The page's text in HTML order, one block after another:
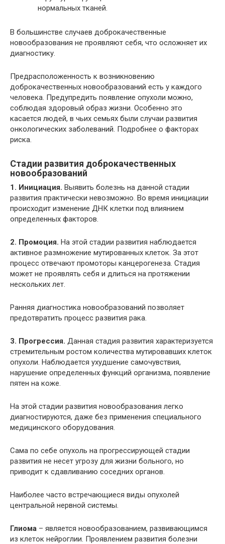
нормальных тканей.
В большинстве случаев доброкачественные
новообразования не проявляют себя, что осложняет их
диагностику.
Предрасположенность к возникновению
доброкачественных новообразований есть у каждого
человека. Предупредить появление опухоли можно,
соблюдая здоровый образ жизни. Особенно это
касается людей, в чьих семьях были случаи развития
онкологических заболеваний. Подробнее о факторах
риска.
Стадии развития доброкачественных
новообразований
1. Инициация. Выявить болезнь на данной стадии
развития практически невозможно. Во время инициации
происходит изменение ДНК клетки под влиянием
определенных факторов.
2. Промоция. На этой стадии развития наблюдается
активное размножение мутированных клеток. За этот
процесс отвечают промоторы канцерогенеза. Стадия
может не проявлять себя и длиться на протяжении
нескольких лет.
Ранняя диагностика новообразований позволяет
предотвратить процесс развития рака.
3. Прогрессия. Данная стадия развития характеризуется
стремительным ростом количества мутировавших клеток
опухоли. Наблюдается ухудшение самочувствия,
нарушение определенных функций организма, появление
пятен на коже.
На этой стадии развития новообразования легко
диагностируются, даже без применения специального
медицинского оборудования.
Сама по себе опухоль на прогрессирующей стадии
развития не несет угрозу для жизни больного, но
приводит к сдавливанию соседних органов.
Наиболее часто встречающиеся виды опухолей
центральной нервной системы.
Глиома – является новообразованием, развивающимся
из клеток нейроглии. Проявлением развития болезни